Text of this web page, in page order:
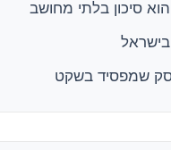
בישראל
שמפסיד בשקט